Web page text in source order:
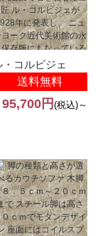
送料無料
95,700円 (税込)～